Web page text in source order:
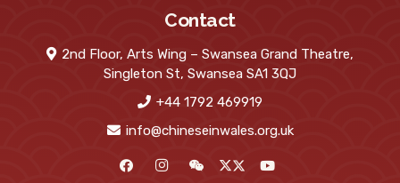
Contact
2nd Floor, Arts Wing – Swansea Grand Theatre,
Singleton St, Swansea SA1 3QJ
+44 1792 469919
info@chineseinwales.org.uk